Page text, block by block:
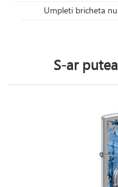
Umpleti bricheta
S-ar